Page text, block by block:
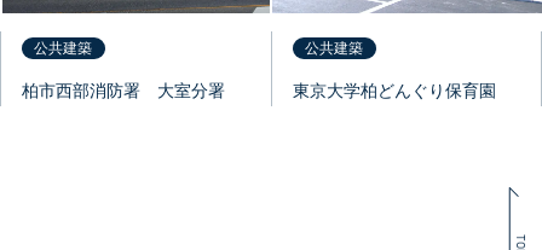
公共建築
柏市西部消防署 大室分署
公共建築
東京大学柏どんぐり保育園
TOP